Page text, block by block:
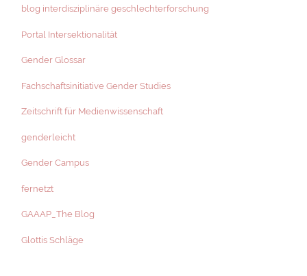
blog interdisziplinäre geschlechterforschung
Portal Intersektionalität
Gender Glossar
Fachschaftsinitiative Gender Studies
Zeitschrift für Medienwissenschaft
genderleicht
Gender Campus
fernetzt
GAAAP_The Blog
Glottis Schläge